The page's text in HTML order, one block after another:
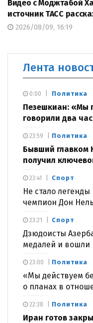
Видео с Моджтабой
источник ТАСС
2026/08/09, 16:19
Лента
Политика
Пезешкиан: «Мы
говорили два
0:00
Политика
Бывший главком
получил
23:59
Спорт
Не стало
чемпион Дон
23:41
Спорт
Дзюдоисты
медалей и вошли
23:21
Политика
«Мы действуем
о планах в
23:00
Политика
Иран готов
22:38